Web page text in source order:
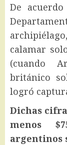
De
calamar
(cuando
británico
logró
Dichas
menos
argentinos